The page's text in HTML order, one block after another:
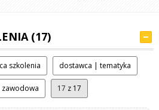
(17)
szkolenia dostawca | tematyka
17 z 17